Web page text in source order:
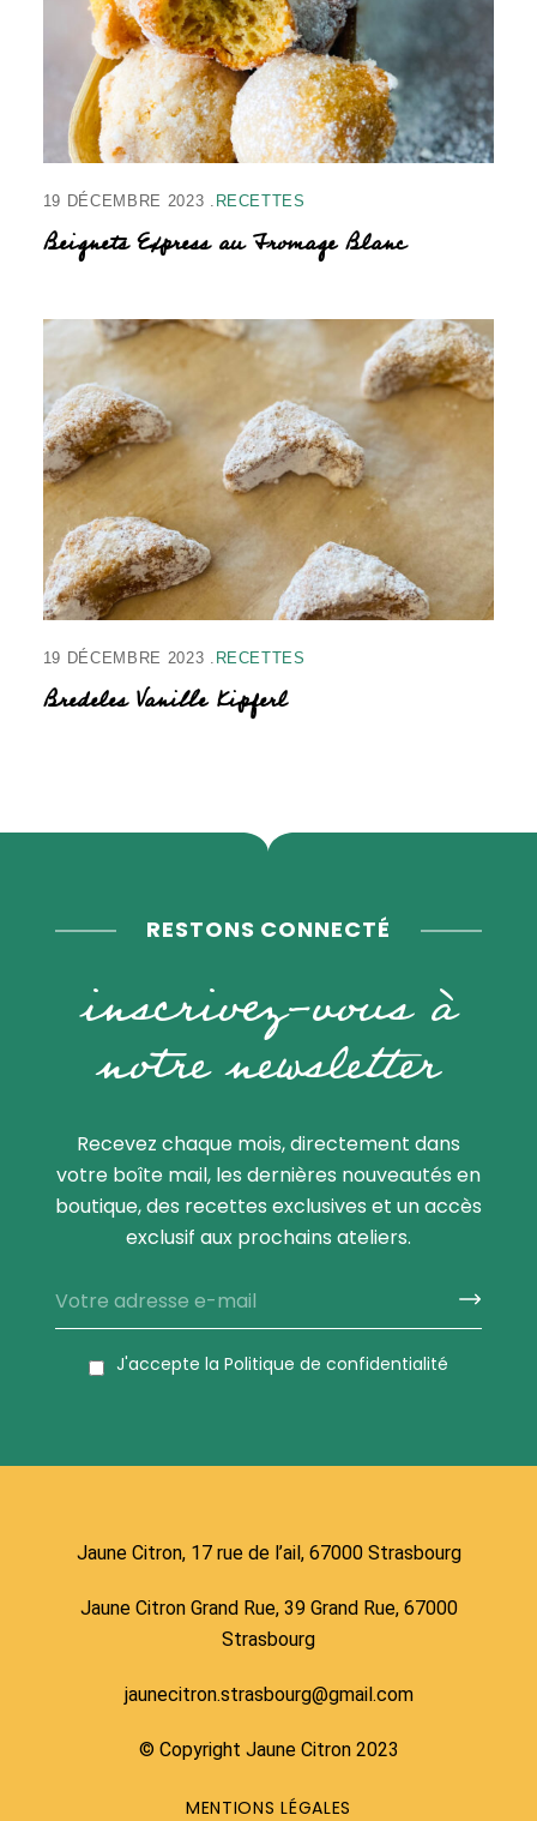
19 DÉCEMBRE 2023 RECETTES
Beignets Express au Fromage Blanc
19 DÉCEMBRE 2023 RECETTES
Bredeles Vanille Kipferl
RESTONS CONNECTÉ
inscrivez-vous à
notre newsletter
Recevez chaque mois, directement dans
votre boîte mail, les dernières nouveautés en
boutique, des recettes exclusives et un accès
exclusif aux prochains ateliers.
J'accepte la Politique de confidentialité
Jaune Citron, 17 rue de l’ail, 67000 Strasbourg
Jaune Citron Grand Rue, 39 Grand Rue, 67000
Strasbourg
jaunecitron.strasbourg@gmail.com
© Copyright Jaune Citron 2023
MENTIONS LÉGALES